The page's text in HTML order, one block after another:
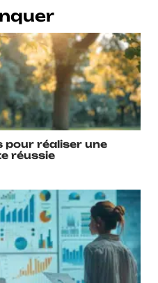
pour réaliser une
réussie